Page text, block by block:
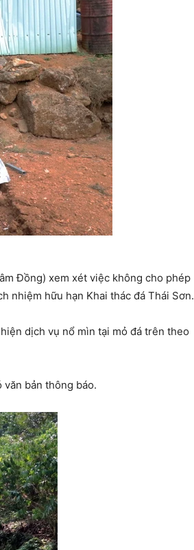
Đồng) xem xét việc không cho phép
nhiệm hữu hạn Khai thác đá Thái Sơn.
dịch vụ nổ mìn tại mỏ đá trên theo
bản thông báo.